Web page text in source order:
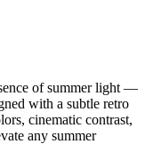
of summer light —
with a subtle retro
cinematic contrast,
any summer